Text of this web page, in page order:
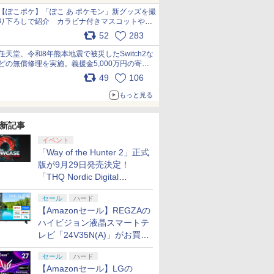
ぽこポケ】「ぽこ あ ポケモン」新グッズを撮
下ろしで紹介 カラビナ付きマスコットやス
52 283
天堂、令和8年熊本地震で被災したSwitch2な
の無償修理を実施。義援金5,000万円の寄付
も発表 pic.x.com/BAYsMfUfUC
49 106
もっと見る
記事
イベント
「Way of the Hunter 2」正式
版が9月29日発売決定！
「THQ Nordic Digital
Showcase 2026」まとめ
セール ハード
【Amazonセール】REGZAの
ハイビジョン液晶スマートテ
レビ「24V35N(A)」がお買い
得！
セール ハード
【Amazonセール】LGの